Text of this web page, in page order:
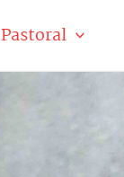
Pastoral